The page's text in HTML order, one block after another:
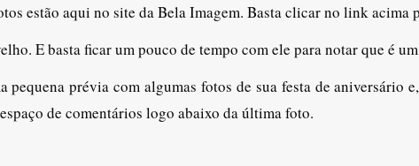
estão aqui no site da Bela Imagem. Basta clicar no link acima
E basta ficar um pouco de tempo com ele para notar que é
prévia com algumas fotos de sua festa de aniversário
de comentários logo abaixo da última foto.